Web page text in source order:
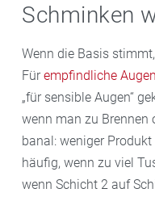
Schminken
Wenn die Basis
Für empfindliche Augen
„für sensible Augen“
wenn man zu Brennen
banal: weniger
häufig, wenn zu viel
wenn Schicht 2 auf